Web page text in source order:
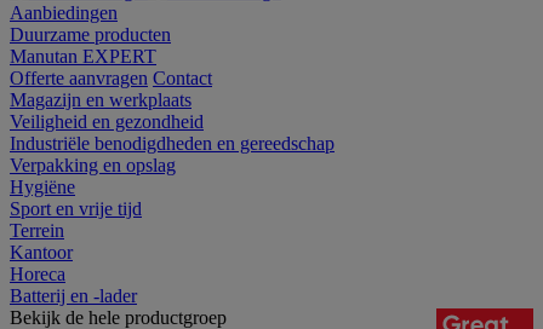
Aanbiedingen
Duurzame producten
Manutan EXPERT
Offerte aanvragen Contact
Magazijn en werkplaats
Veiligheid en gezondheid
Industriële benodigdheden en gereedschap
Verpakking en opslag
Hygiëne
Sport en vrije tijd
Terrein
Kantoor
Horeca
Batterij en -lader
Bekijk de hele productgroep